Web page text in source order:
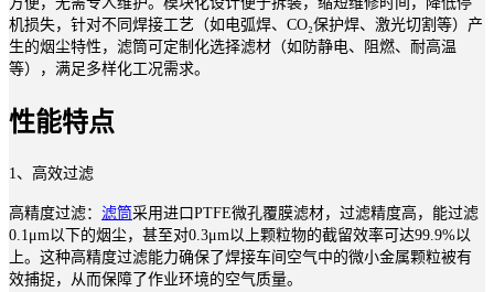
机损失，针对不同焊接工艺（如电弧焊、CO₂保护焊、激光切割等）产
生的烟尘特性，滤筒可定制化选择滤材（如防静电、阻燃、耐高温
等），满足多样化工况需求。
性能特点
1、高效过滤
高精度过滤： 滤筒采用进口PTFE微孔覆膜滤材，过滤精度高，能过滤
0.1μm以下的烟尘，甚至对0.3μm以上颗粒物的截留效率可达99.9%以
上。这种高精度过滤能力确保了焊接车间空气中的微小金属颗粒被有
效捕捉，从而保障了作业环境的空气质量。